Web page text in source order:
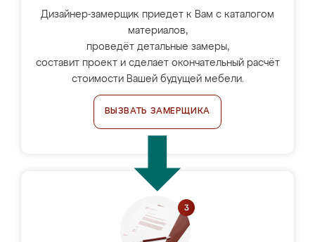
Дизайнер-замерщик приедет к Вам с каталогом
материалов,
проведёт детальные замеры,
составит проект и сделает окончательный расчёт
стоимости Вашей будущей мебели.
ВЫЗВАТЬ ЗАМЕРЩИКА